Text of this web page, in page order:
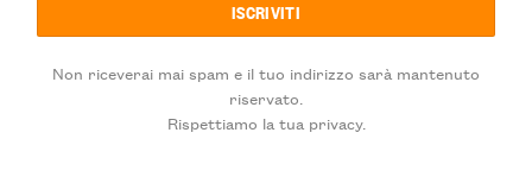
Non riceverai mai spam e il tuo indirizzo sarà mantenuto
riservato.
Rispettiamo la tua privacy.